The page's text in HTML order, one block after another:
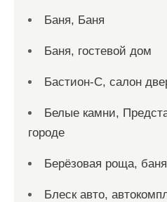
Баня, Баня
Баня, гостевой дом
Бастион-С, салон
Белые камни,
городе
Берёзовая роща, баня
Блеск авто,